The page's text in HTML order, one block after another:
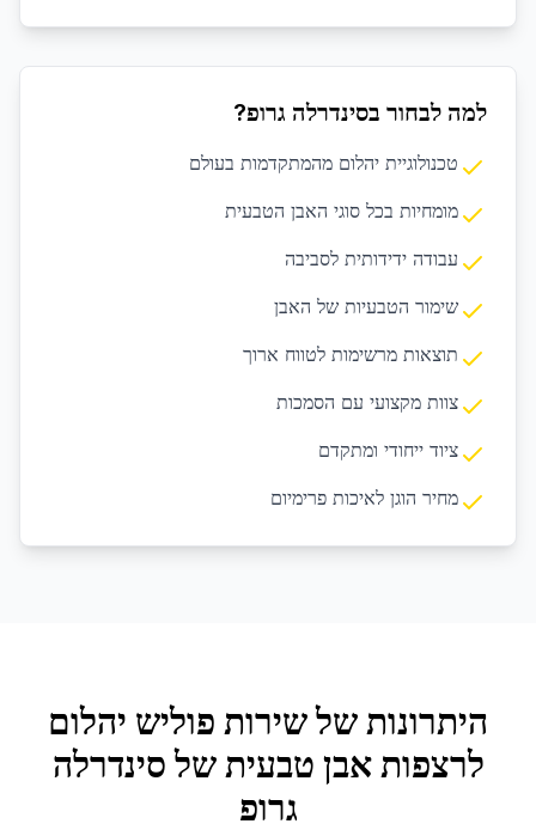
למה לבחור בסינדרלה גרופ?
טכנולוגיית יהלום מהמתקדמות בעולם
מומחיות בכל סוגי האבן הטבעית
עבודה ידידותית לסביבה
שימור הטבעיות של האבן
תוצאות מרשימות לטווח ארוך
צוות מקצועי עם הסמכות
ציוד ייחודי ומתקדם
מחיר הוגן לאיכות פרימיום
היתרונות של שירות פוליש יהלום
לרצפות אבן טבעית של סינדרלה
גרופ